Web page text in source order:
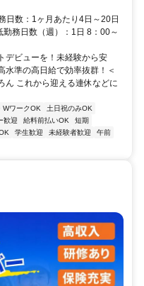
日数：1ヶ月あたり4日～20日
勤務日数（週）：1日 8：00～
デビューを！未経験から安
水準の高日給で効率抜群！＜
ん これから迎える連休などに
WワークOK
土日祝のみOK
歓迎 給料前払いOK
短期
学生歓迎 未経験者歓迎
午前